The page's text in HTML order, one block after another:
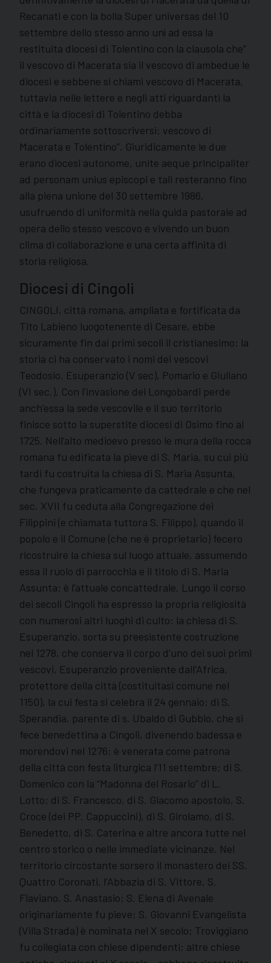
Recanati e con la bolla Super universas del 10
settembre dello stesso anno unì ad essa la
restituita diocesi di Tolentino con la clausola che”
il vescovo di Macerata sia il vescovo di ambedue le
diocesi e sebbene si chiami vescovo di Macerata,
tuttavia nelle lettere e negli atti riguardanti la
città e la diocesi di Tolentino debba
ordinariamente sottoscriversi: vescovo di
Macerata e Tolentino”. Giuridicamente le due
erano diocesi autonome, unite aeque principaliter
ad personam unius episcopi e tali resteranno fino
alla piena unione del 30 settembre 1986,
usufruendo di uniformità nella guida pastorale ad
opera dello stesso vescovo e vivendo un buon
clima di collaborazione e una certa affinità di
storia religiosa.
Diocesi di Cingoli
CINGOLI, città romana, ampliata e fortificata da
Tito Labieno luogotenente di Cesare, ebbe
sicuramente fin dai primi secoli il cristianesimo: la
storia ci ha conservato i nomi dei vescovi
Teodosio, Esuperanzio (V sec), Pomario e Giuliano
(VI sec.). Con l’invasione dei Longobardi perde
anch’essa la sede vescovile e il suo territorio
finisce sotto la superstite diocesi di Osimo fino al
1725. Nell’alto medioevo presso le mura della rocca
romana fu edificata la pieve di S. Maria, su cui più
tardi fu costruita la chiesa di S. Maria Assunta,
che fungeva praticamente da cattedrale e che nel
sec. XVII fu ceduta alla Congregazione dei
Filippini (e chiamata tuttora S. Filippo), quando il
popolo e il Comune (che ne è proprietario) fecero
ricostruire la chiesa sul luogo attuale, assumendo
essa il ruolo di parrocchia e il titolo di S. Maria
Assunta: è l’attuale concattedrale. Lungo il corso
dei secoli Cingoli ha espresso la propria religiosità
con numerosi altri luoghi di culto: la chiesa di S.
Esuperanzio, sorta su preesistente costruzione
nel 1278, che conserva il corpo d’uno dei suoi primi
vescovi, Esuperanzio proveniente dall’Africa,
protettore della città (costituitasi comune nel
1150), la cui festa si celebra il 24 gennaio; di S.
Sperandia, parente di s. Ubaldo di Gubbio, che si
fece benedettina a Cingoli, divenendo badessa e
morendovi nel 1276: è venerata come patrona
della città con festa liturgica l’11 settembre; di S.
Domenico con la “Madonna del Rosario” di L.
Lotto; di S. Francesco, di S. Giacomo apostolo, S.
Croce (dei PP. Cappuccini), di S. Girolamo, di S.
Benedetto, di S. Caterina e altre ancora tutte nel
centro storico o nelle immediate vicinanze. Nel
territorio circostante sorsero il monastero dei SS.
Quattro Coronati, l’Abbazia di S. Vittore, S.
Flaviano, S. Anastasio; S. Elena di Avenale
originariamente fu pieve; S. Giovanni Evangelista
(Villa Strada) è nominata nel X secolo; Troviggiano
fu collegiata con chiese dipendenti; altre chiese